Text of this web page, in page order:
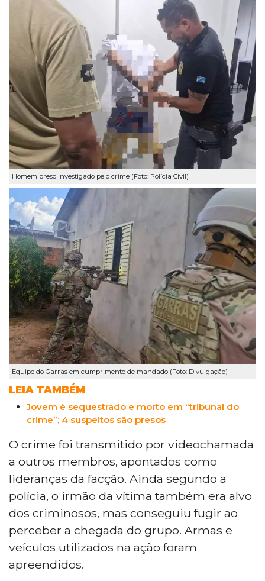
Homem preso investigado pelo crime (Foto: Polícia Civil)
Equipe do Garras em cumprimento de mandado (Foto: Divulgação)
LEIA TAMBÉM
Jovem é sequestrado e morto em “tribunal do
crime”; 4 suspeitos são presos
O crime foi transmitido por videochamada
a outros membros, apontados como
lideranças da facção. Ainda segundo a
polícia, o irmão da vítima também era alvo
dos criminosos, mas conseguiu fugir ao
perceber a chegada do grupo. Armas e
veículos utilizados na ação foram
apreendidos.